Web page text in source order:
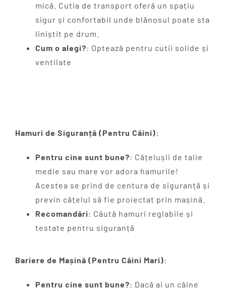
mică. Cutia de transport oferă un spațiu
sigur și confortabil unde blănosul poate sta
liniștit pe drum.
Cum o alegi?: Optează pentru cutii solide și
ventilate
Hamuri de Siguranță (Pentru Câini):
Pentru cine sunt bune?: Cățelușii de talie
medie sau mare vor adora hamurile!
Acestea se prind de centura de siguranță și
previn cățelul să fie proiectat prin mașină.
Recomandări: Căută hamuri reglabile și
testate pentru siguranță
Bariere de Mașină (Pentru Câini Mari):
Pentru cine sunt bune?: Dacă ai un câine